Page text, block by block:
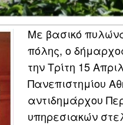
Με βασικό
πόλης, ο
την Τρίτη 15
Πανεπιστημίου
αντιδημάρχου
υπηρεσιακών